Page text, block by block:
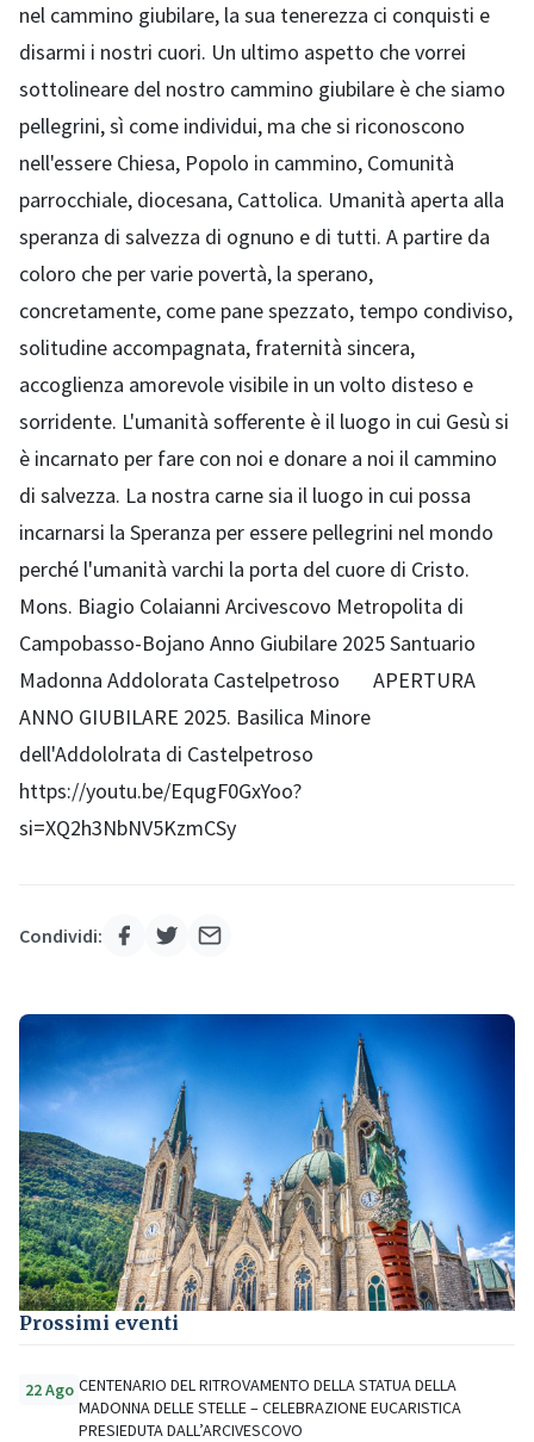
nel cammino giubilare, la sua tenerezza ci conquisti e
disarmi i nostri cuori. Un ultimo aspetto che vorrei
sottolineare del nostro cammino giubilare è che siamo
pellegrini, sì come individui, ma che si riconoscono
nell'essere Chiesa, Popolo in cammino, Comunità
parrocchiale, diocesana, Cattolica. Umanità aperta alla
speranza di salvezza di ognuno e di tutti. A partire da
coloro che per varie povertà, la sperano,
concretamente, come pane spezzato, tempo condiviso,
solitudine accompagnata, fraternità sincera,
accoglienza amorevole visibile in un volto disteso e
sorridente. L'umanità sofferente è il luogo in cui Gesù si
è incarnato per fare con noi e donare a noi il cammino
di salvezza. La nostra carne sia il luogo in cui possa
incarnarsi la Speranza per essere pellegrini nel mondo
perché l'umanità varchi la porta del cuore di Cristo.
Mons. Biagio Colaianni Arcivescovo Metropolita di
Campobasso-Bojano Anno Giubilare 2025 Santuario
Madonna Addolorata Castelpetroso APERTURA
ANNO GIUBILARE 2025. Basilica Minore
dell'Addololrata di Castelpetroso
https://youtu.be/EqugF0GxYoo?
si=XQ2h3NbNV5KzmCSy
Condividi:
Prossimi eventi
22 Ago CENTENARIO DEL RITROVAMENTO DELLA STATUA DELLA
MADONNA DELLE STELLE – CELEBRAZIONE EUCARISTICA
PRESIEDUTA DALL’ARCIVESCOVO